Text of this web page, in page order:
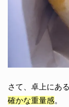
さて、卓上にあ
確かな重量感